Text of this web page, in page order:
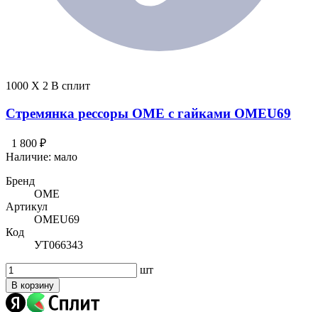
1000 X 2 В сплит
Стремянка рессоры OME с гайками OMEU69
1 800 ₽
Наличие: мало
Бренд
OME
Артикул
OMEU69
Код
УТ066343
шт
В корзину